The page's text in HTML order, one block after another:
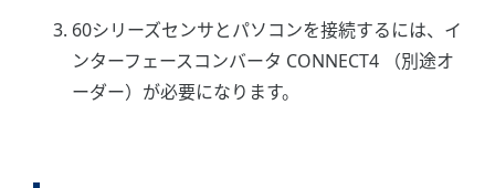
60シリーズセンサとパソコンを接続するには、イ
ンターフェースコンバータ CONNECT4 （別途オ
ーダー）が必要になります。